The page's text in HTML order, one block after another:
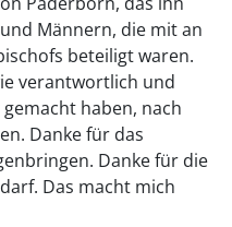
Männern, die mit an
beteiligt waren.
verantwortlich und
haben, nach
Danke für das
Danke für die
Das macht mich